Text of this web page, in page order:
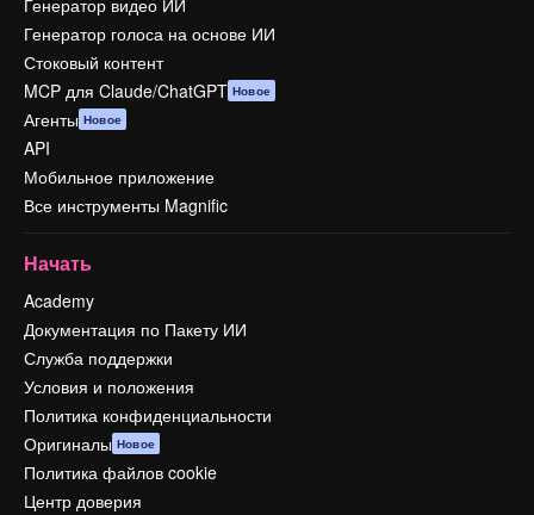
Генератор голоса на основе ИИ
Стоковый контент
MCP для Claude/ChatGPT Новое
Агенты Новое
API
Мобильное приложение
Все инструменты Magnific
Начать
Academy
Документация по Пакету ИИ
Служба поддержки
Условия и положения
Политика конфиденциальности
Оригиналы Новое
Политика файлов cookie
Центр доверия